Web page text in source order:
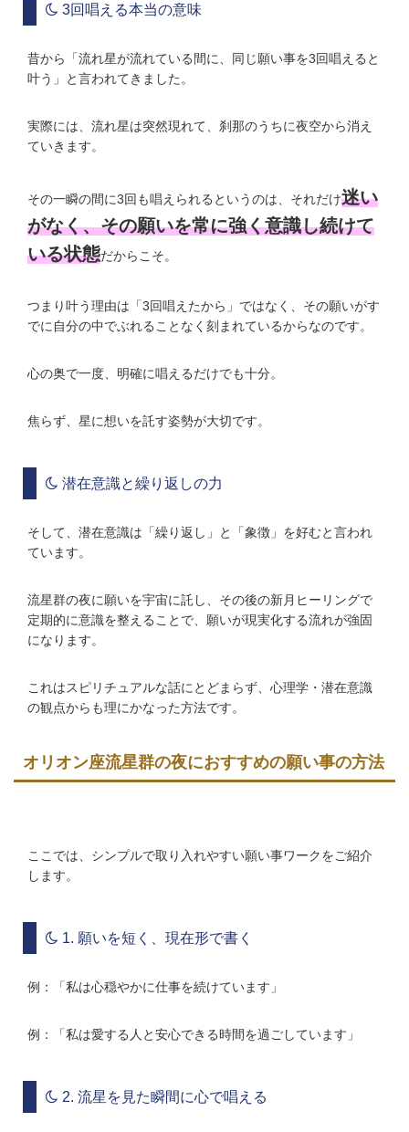
3回唱える本当の意味
昔から「流れ星が流れている間に、同じ願い事を3回唱えると
叶う」と言われてきました。
実際には、流れ星は突然現れて、刹那のうちに夜空から消え
ていきます。
その一瞬の間に3回も唱えられるというのは、それだけ迷い
がなく、その願いを常に強く意識し続けて
いる状態だからこそ。
つまり叶う理由は「3回唱えたから」ではなく、その願いがす
でに自分の中でぶれることなく刻まれているからなのです。
心の奥で一度、明確に唱えるだけでも十分。
焦らず、星に想いを託す姿勢が大切です。
潜在意識と繰り返しの力
そして、潜在意識は「繰り返し」と「象徴」を好むと言われ
ています。
流星群の夜に願いを宇宙に託し、その後の新月ヒーリングで
定期的に意識を整えることで、願いが現実化する流れが強固
になります。
これはスピリチュアルな話にとどまらず、心理学・潜在意識
の観点からも理にかなった方法です。
オリオン座流星群の夜におすすめの願い事の方法
ここでは、シンプルで取り入れやすい願い事ワークをご紹介
します。
1. 願いを短く、現在形で書く
例：「私は心穏やかに仕事を続けています」
例：「私は愛する人と安心できる時間を過ごしています」
2. 流星を見た瞬間に心で唱える